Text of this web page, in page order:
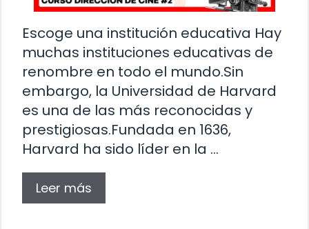
Escoge una institución educativa Hay
muchas instituciones educativas de
renombre en todo el mundo.Sin
embargo, la Universidad de Harvard
es una de las más reconocidas y
prestigiosas.Fundada en 1636,
Harvard ha sido líder en la …
Leer más